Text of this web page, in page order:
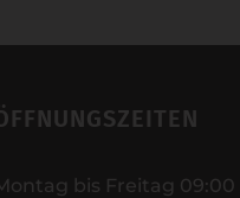
bis Freitag 09:00